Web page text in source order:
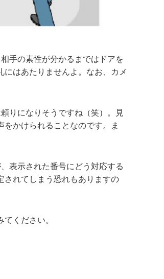
手の素性が分かるまではドアを
はあたりませんよ。なお、カメ
りになりそうですね（笑）。見
かけられることなのです。ま
表示された番号にどう対応する
されてしまう恐れもありますの
ください。